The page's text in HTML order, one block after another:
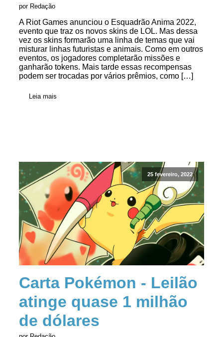
por Redação
A Riot Games anunciou o Esquadrão Anima 2022,
evento que traz os novos skins de LOL. Mas dessa
vez os skins formarão uma linha de temas que vai
misturar linhas futuristas e animais. Como em outros
eventos, os jogadores completarão missões e
ganharão tokens. Mais tarde essas recompensas
podem ser trocadas por vários prêmios, como […]
Leia mais
25 fevereiro, 2022
Carta Pokémon - Leilão
atinge quase 1 milhão
de dólares